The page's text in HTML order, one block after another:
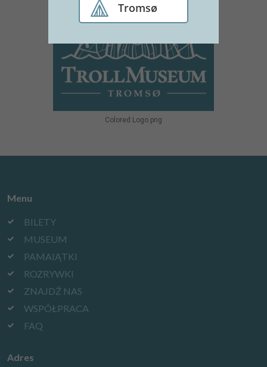
Colored Logo.png
Menu
BILETY
MUSEUM
PAMAIĄTKI
ROZRYWKI
ZNAJDŹ NAS
WSPÓŁPRACA
FAQ
Adres
Tromsø